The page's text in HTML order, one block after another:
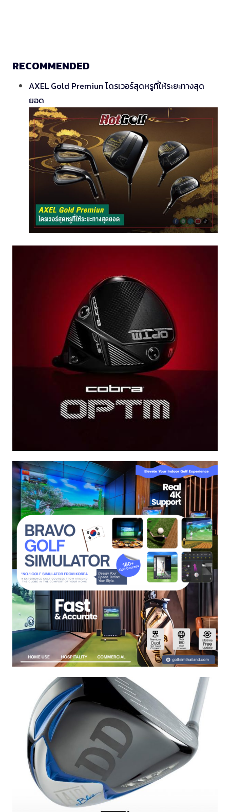
RECOMMENDED
AXEL Gold Premiun ไดรเวอร์สุดหรูที่ให้ระยะทางสุด
ยอด